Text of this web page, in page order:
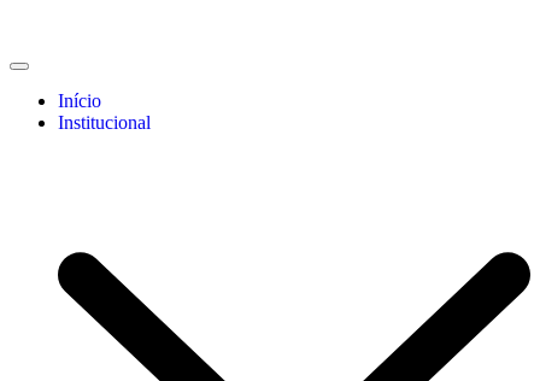
Início
Institucional